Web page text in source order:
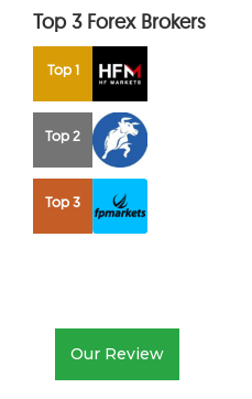
Top 3 Forex Brokers
Top 1
Top 2
Top 3
Our Review